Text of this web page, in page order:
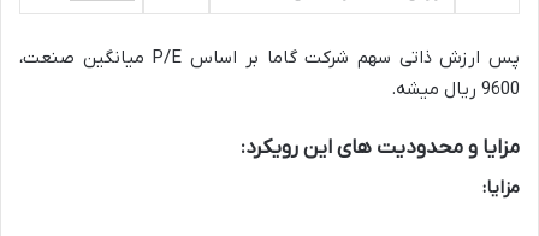
پس ارزش ذاتی سهم شرکت گاما بر اساس P/E میانگین صنعت،
9600 ریال میشه.
مزایا و محدودیت های این رویکرد:
مزایا: